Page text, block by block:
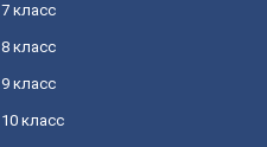
7 класс
8 класс
9 класс
10 класс